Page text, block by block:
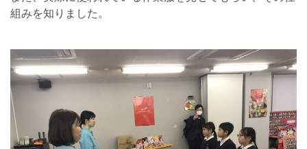
組みを知りました。